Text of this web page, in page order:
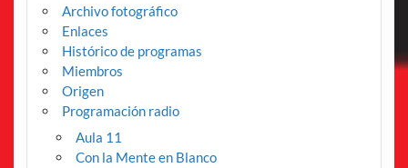
Archivo fotográfico
Enlaces
Histórico de programas
Miembros
Origen
Programación radio
Aula 11
Con la Mente en Blanco